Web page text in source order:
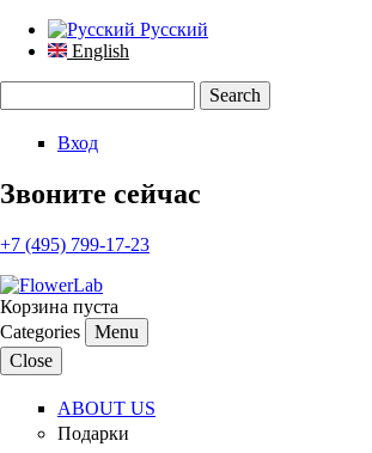
Русский
English
Search form
Вход
Звоните сейчас
+7 (495) 799-17-23
Корзина пуста
Categories
Menu
Close
ABOUT US
Подарки